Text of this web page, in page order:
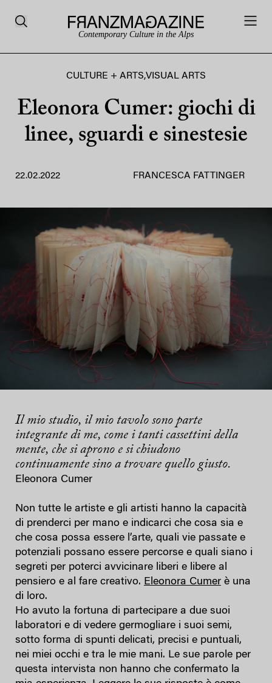
Contemporary Culture in the Alps
CULTURE + ARTS,VISUAL ARTS
Eleonora Cumer: giochi di
linee, sguardi e sinestesie
22.02.2022 FRANCESCA FATTINGER
Il mio studio, il mio tavolo sono parte
integrante di me, come i tanti cassettini della
mente, che si aprono e si chiudono
continuamente sino a trovare quello giusto.
Eleonora Cumer
Non tutte le artiste e gli artisti hanno la capacità
di prenderci per mano e indicarci che cosa sia e
che cosa possa essere l’arte, quali vie passate e
potenziali possano essere percorse e quali siano i
segreti per poterci avvicinare liberi e libere al
pensiero e al fare creativo. Eleonora Cumer è una
di loro.
Ho avuto la fortuna di partecipare a due suoi
laboratori e di vedere germogliare i suoi semi,
sotto forma di spunti delicati, precisi e puntuali,
nei miei occhi e tra le mie mani. Le sue parole per
questa intervista non hanno che confermato la